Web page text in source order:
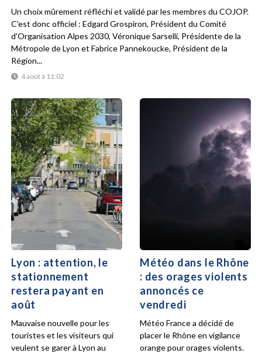
4 août à 11:02
Un choix mûrement réfléchi et validé par les membres du COJOP.
C'est donc officiel : Edgard Grospiron, Président du Comité
d'Organisation Alpes 2030, Véronique Sarselli, Présidente de la
Métropole de Lyon et Fabrice Pannekoucke, Président de la
Région...
Lyon : attention, le
stationnement
restera payant en
août
Mauvaise nouvelle pour les
touristes et les visiteurs qui
veulent se garer à Lyon au
Météo dans le Rhône
: des orages violents
annoncés ce
vendredi
Météo France a décidé de
placer le Rhône en vigilance
orange pour orages violents.